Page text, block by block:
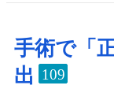
手術で「
出
109